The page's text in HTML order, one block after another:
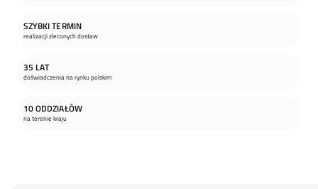
SZYBKI TERMIN
realizacji zleconych dostaw
35 LAT
doświadczenia na rynku polskim
10 ODDZIAŁÓW
na terenie kraju